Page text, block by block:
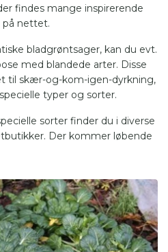
findes mange inspirerende
på nettet.
bladgrøntsager, kan du evt.
med blandede arter. Disse
til skær-og-kom-igen-dyrkning,
typer og sorter.
sorter finder du i diverse
Der kommer løbende